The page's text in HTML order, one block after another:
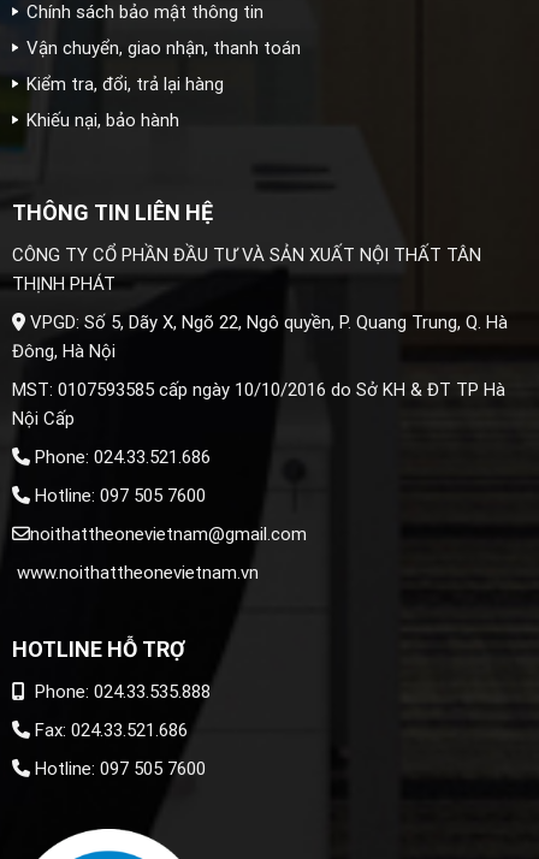
Chính sách bảo mật thông tin
Vận chuyển, giao nhận, thanh toán
Kiểm tra, đổi, trả lại hàng
Khiếu nại, bảo hành
THÔNG TIN LIÊN HỆ
CÔNG TY CỔ PHẦN ĐẦU TƯ VÀ SẢN XUẤT NỘI THẤT TÂN
THỊNH PHÁT
VPGD: Số 5, Dãy X, Ngõ 22, Ngô quyền, P. Quang Trung, Q. Hà
Đông, Hà Nội
MST: 0107593585 cấp ngày 10/10/2016 do Sở KH & ĐT TP Hà
Nội Cấp
Phone: 024.33.521.686
Hotline: 097 505 7600
noithattheonevietnam@gmail.com
www.noithattheonevietnam.vn
HOTLINE HỖ TRỢ
Phone: 024.33.535.888
Fax: 024.33.521.686
Hotline: 097 505 7600